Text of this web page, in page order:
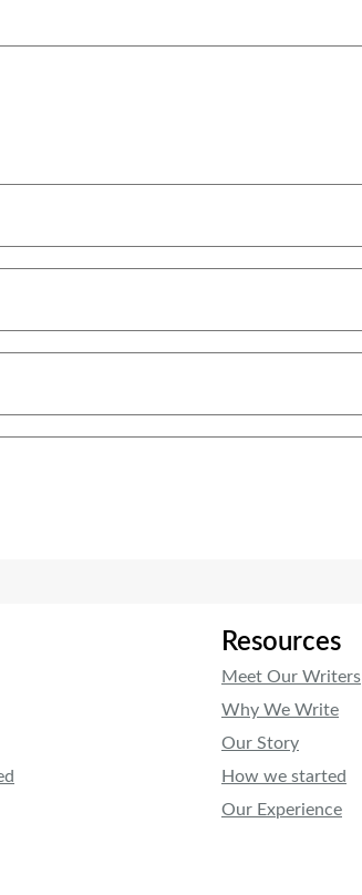
Resources
Meet Our Writers
Why We Write
Our Story
How we started
Our Experience